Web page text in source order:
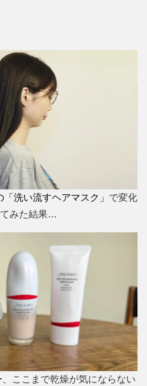
「洗い流すヘアマスク」 で変化
みた結果…
、ここまで乾燥が気にならない